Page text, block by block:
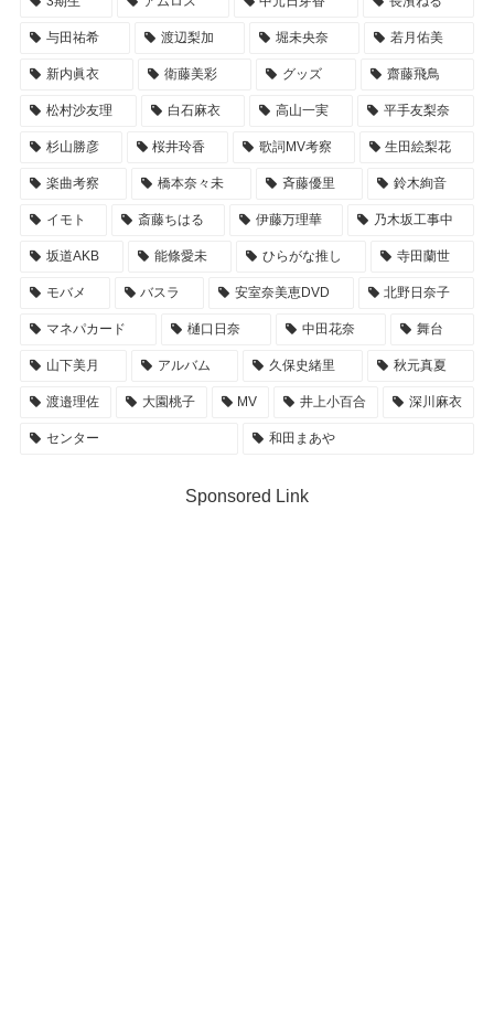
与田祐希 渡辺梨加 堀未央奈 若月佑美
新内眞衣 衛藤美彩 グッズ 齋藤飛鳥
松村沙友理 白石麻衣 高山一実 平手友梨奈
杉山勝彦 桜井玲香 歌詞MV考察 生田絵梨花
楽曲考察 橋本奈々未 斉藤優里 鈴木絢音
イモト 斎藤ちはる 伊藤万理華 乃木坂工事中
坂道AKB 能條愛未 ひらがな推し 寺田蘭世
モバメ バスラ 安室奈美恵DVD 北野日奈子
マネパカード 樋口日奈 中田花奈 舞台
山下美月 アルバム 久保史緒里 秋元真夏
渡邉理佐 大園桃子 MV 井上小百合 深川麻衣
センター 和田まあや
Sponsored Link